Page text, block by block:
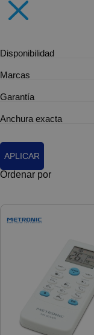
Disponibilidad
Marcas
Garantía
Anchura exacta
APLICAR
Ordenar por